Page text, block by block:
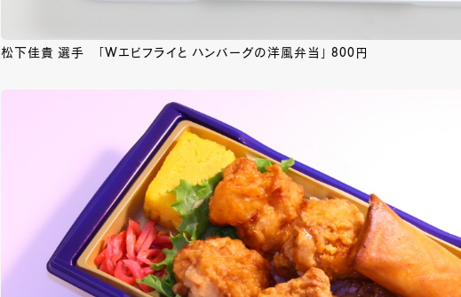
松下佳貴 選手 「Wエビフライと ハンバーグの洋風弁当」 800円